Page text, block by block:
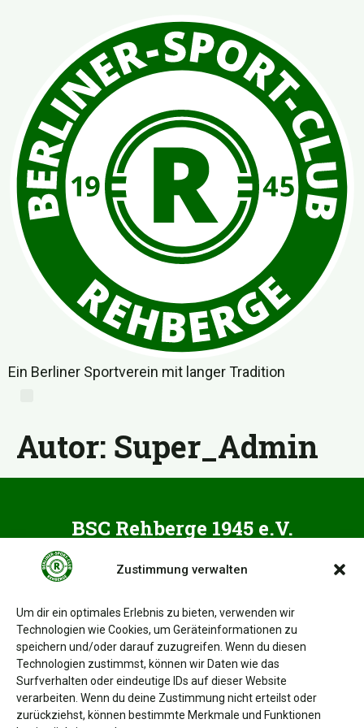
Zustimmung verwalten
Um dir ein optimales Erlebnis zu bieten, verwenden wir
Technologien wie Cookies, um Geräteinformationen zu
speichern und/oder darauf zuzugreifen. Wenn du diesen
Technologien zustimmst, können wir Daten wie das
Surfverhalten oder eindeutige IDs auf dieser Website
verarbeiten. Wenn du deine Zustimmung nicht erteilst oder
zurückziehst, können bestimmte Merkmale und Funktionen
Ein Berliner Sportverein mit langer Tradition
Autor: Super_Admin
BSC Rehberge 1945 e.V.
13351 Berlin